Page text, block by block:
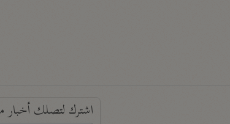
اشترك لتصلك أخبار